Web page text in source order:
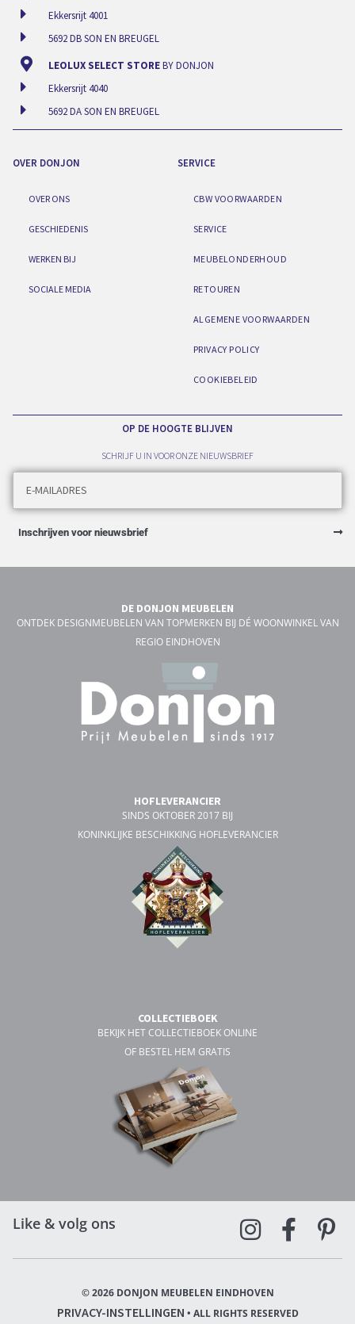
Ekkersrijt 4001
5692 DB SON EN BREUGEL
LEOLUX SELECT STOREBY DONJON
Ekkersrijt 4040
5692 DA SON EN BREUGEL
OVER DONJON
OVER ONS
GESCHIEDENIS
WERKEN BIJ
SOCIALE MEDIA
SERVICE
CBW VOORWAARDEN
SERVICE
MEUBELONDERHOUD
RETOUREN
ALGEMENE VOORWAARDEN
PRIVACY POLICY
COOKIEBELEID
OP DE HOOGTE BLIJVEN
SCHRIJF U IN VOOR ONZE NIEUWSBRIEF
Inschrijven voor nieuwsbrief
DE DONJON MEUBELEN
ONTDEK DESIGNMEUBELEN VAN TOPMERKEN BIJ DÉ WOONWINKEL VAN
REGIO EINDHOVEN
HOFLEVERANCIER
SINDS OKTOBER 2017 BIJ
KONINKLIJKE BESCHIKKING HOFLEVERANCIER
COLLECTIEBOEK
BEKIJK HET COLLECTIEBOEK ONLINE
OF BESTEL HEM GRATIS
Like & volg ons
© 2026 DONJON MEUBELEN EINDHOVEN
PRIVACY-INSTELLINGEN • ALL RIGHTS RESERVED